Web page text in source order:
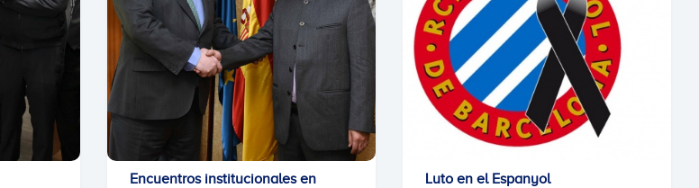
Encuentros institucionales en
Luto en el Espanyol